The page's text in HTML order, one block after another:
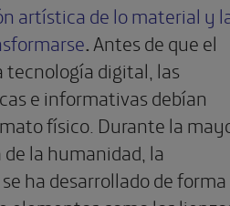
artística de lo material y
.Antes de que el
tecnología digital, las
e informativas debían
físico. Durante la
la humanidad, la
ha desarrollado de forma